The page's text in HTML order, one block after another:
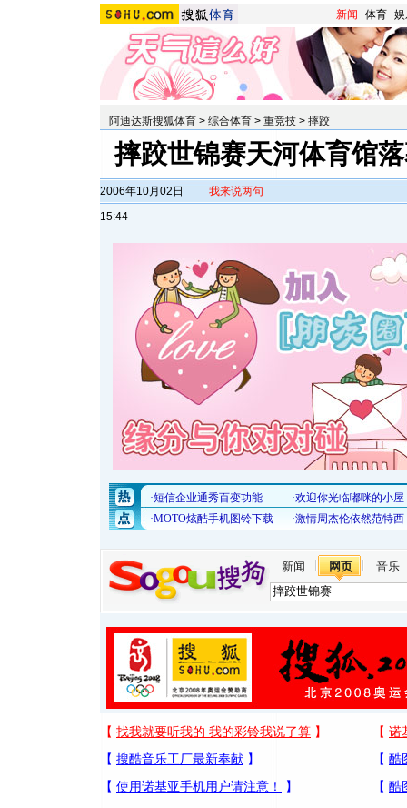
新闻 -体育-
阿迪达斯搜狐体育 > 综合体育 > 重竞技 > 摔跤
摔跤世锦赛天河体育馆
2006年10月02日
15:44
我来说两句
新闻 网页 音乐